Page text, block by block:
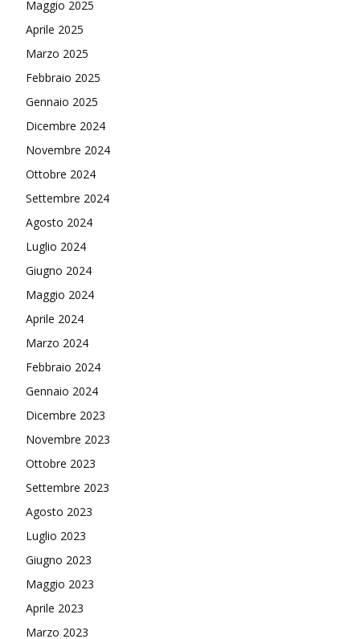
Maggio 2025
Aprile 2025
Marzo 2025
Febbraio 2025
Gennaio 2025
Dicembre 2024
Novembre 2024
Ottobre 2024
Settembre 2024
Agosto 2024
Luglio 2024
Giugno 2024
Maggio 2024
Aprile 2024
Marzo 2024
Febbraio 2024
Gennaio 2024
Dicembre 2023
Novembre 2023
Ottobre 2023
Settembre 2023
Agosto 2023
Luglio 2023
Giugno 2023
Maggio 2023
Aprile 2023
Marzo 2023